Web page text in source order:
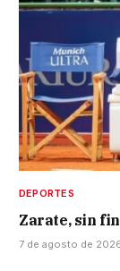
DEPORTES
Zarate, sin
7 de agosto de